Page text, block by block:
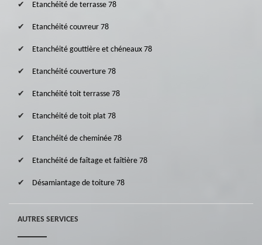
Etanchéité de terrasse 78
Etanchéité couvreur 78
Etanchéité gouttière et chéneaux 78
Etanchéité couverture 78
Etanchéité toit terrasse 78
Etanchéité de toit plat 78
Etanchéité de cheminée 78
Etanchéité de faîtage et faîtière 78
Désamiantage de toiture 78
AUTRES SERVICES